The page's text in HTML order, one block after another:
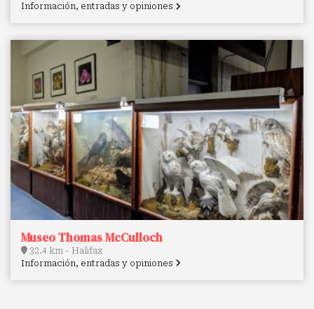
Información, entradas y opiniones
Museo Thomas McCulloch
32.4 km - Halifax
Información, entradas y opiniones